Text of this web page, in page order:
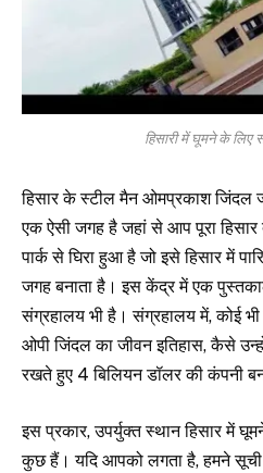
हिसारी में घूमने के
हिसार के स्टील मैन ओमप्रकाश जिंदल
एक ऐसी जगह है जहां से आप पूरा
पार्क से घिरा हुआ है जो इसे हिसार में
जगह बनाता है। इस केंद्र में एक
संग्रहालय भी है। संग्रहालय में, कोई
ओपी जिंदल का जीवन इतिहास, कैसे
रखते हुए 4 बिलियन डॉलर की कंपनी
इस प्रकार, उपर्युक्त स्थान हिसार में
कुछ हैं। यदि आपको लगता है, हमने